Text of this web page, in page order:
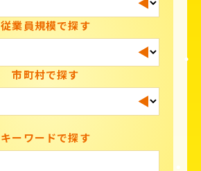
従業員規模で探す
市町村で探す
キーワードで探す